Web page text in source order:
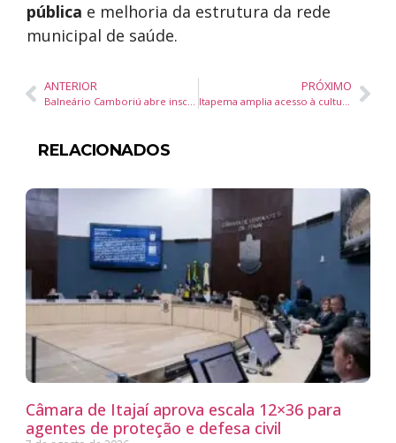
pública e melhoria da estrutura da rede
municipal de saúde.
ANTERIOR
Balneário Camboriú abre inscrições para oficina gratuita de Educação Fiscal e Financeira no CEAC para crianças e adolescentes
PRÓXIMO
Itapema amplia acesso à cultura com oficinas gratuitas de teatro em bairros do município
RELACIONADOS
Câmara de Itajaí aprova escala 12×36 para
agentes de proteção e defesa civil